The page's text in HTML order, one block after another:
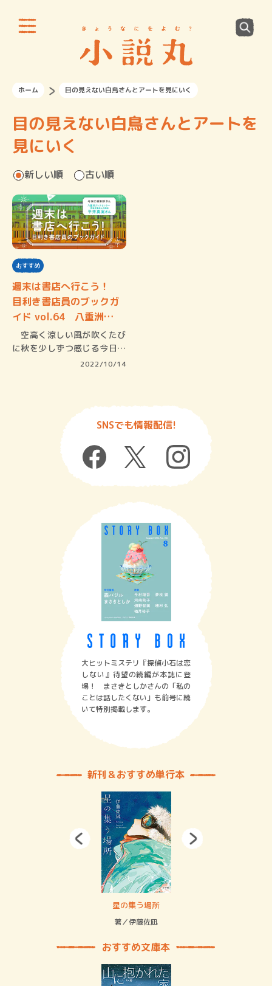
ホーム 目の見えない白鳥さんとアートを見にいく
目の見えない白鳥さんとアートを
見にいく
新しい順 古い順
おすすめ
週末は書店へ行こう！
目利き書店員のブックガ
イド vol.64 八重洲…
空高く涼しい風が吹くたび
に秋を少しずつ感じる今日こ
2022/10/14
SNSでも情報配信!
大ヒットミステリ『探偵小石は恋
しない』待望の続編が本誌に登
場！ まさきとしかさんの「私の
ことは話したくない」も前号に続
いて特別掲載します。
新刊＆おすすめ単行本
星の集う場所
著／伊藤佐凪
おすすめ文庫本